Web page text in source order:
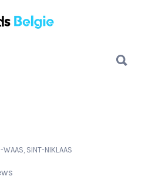
WAAS, SINT-NIKLAAS